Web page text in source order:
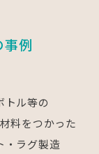
事例
トル等の
料をつかった
・ラグ製造